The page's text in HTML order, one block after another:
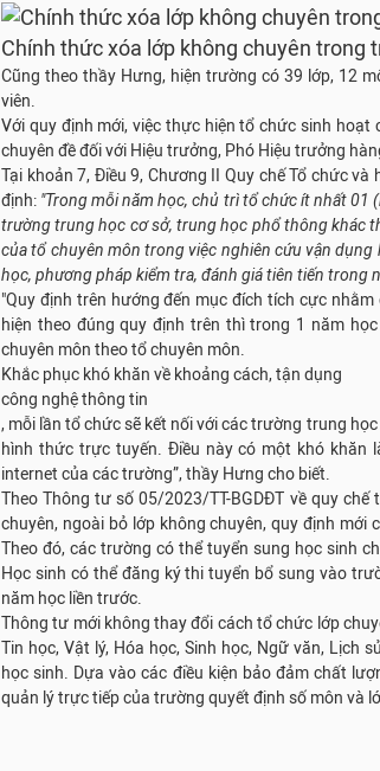
Chính thức xóa lớp không chuyên trong
Cũng theo thầy Hưng, hiện trường có 39 lớp, 12
viên.
Với quy định mới, việc thực hiện tổ chức sinh
chuyên đề đối với Hiệu trưởng, Phó Hiệu trưởng
Tại khoản 7, Điều 9, Chương II Quy chế Tổ chức
định: "Trong mỗi năm học, chủ trì tổ chức ít nhất 01
trường trung học cơ sở, trung học phổ thông khác
của tổ chuyên môn trong việc nghiên cứu vận
học, phương pháp kiểm tra, đánh giá tiên tiến trong
"Quy định trên hướng đến mục đích tích cực
hiện theo đúng quy định trên thì trong 1 năm
chuyên môn theo tổ chuyên môn.
Khắc phục khó khăn về khoảng cách, tận dụng
công nghệ thông tin
, mỗi lần tổ chức sẽ kết nối với các trường trung
hình thức trực tuyến. Điều này có một khó
internet của các trường”, thầy Hưng cho biết.
Theo Thông tư số 05/2023/TT-BGDĐT về quy
chuyên, ngoài bỏ lớp không chuyên, quy định
Theo đó, các trường có thể tuyển sung học sinh
Học sinh có thể đăng ký thi tuyển bổ sung vào
năm học liền trước.
Thông tư mới không thay đổi cách tổ chức lớp
Tin học, Vật lý, Hóa học, Sinh học, Ngữ văn, Lịch
học sinh. Dựa vào các điều kiện bảo đảm chất
quản lý trực tiếp của trường quyết định số môn và